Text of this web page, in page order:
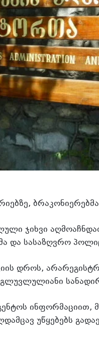
ჯიხვი
და სასაზღვრო
დროს,
ინფორმაციით,
უწყებებს